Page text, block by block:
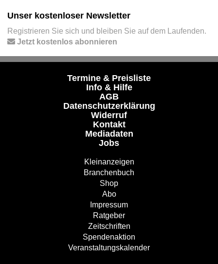
Unser kostenloser Newsletter
Registrieren Sie sich und bleiben Sie auf dem Laufenden.
Jetzt kostenlos abonnieren
Termine & Preisliste
Info & Hilfe
AGB
Datenschutzerklärung
Widerruf
Kontakt
Mediadaten
Jobs
Kleinanzeigen
Branchenbuch
Shop
Abo
Impressum
Ratgeber
Zeitschriften
Spendenaktion
Veranstaltungskalender